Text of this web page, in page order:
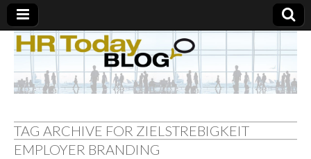
TAG ARCHIVE FOR ZIELSTREBIGKEIT
EMPLOYER BRANDING